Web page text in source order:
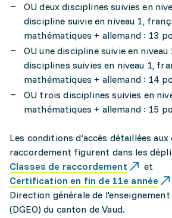
OU deux disciplines suivies en
discipline suivie en niveau 1,
mathématiques + allemand : 13
OU une discipline suivie en niveau
disciplines suivies en niveau 1,
mathématiques + allemand : 14
OU trois disciplines suivies en
mathématiques + allemand : 15
Les conditions d’accès détaillées aux
raccordement figurent dans les
Classes de raccordement
et
Certification en fin de 11e année
Direction générale de
(DGEO) du canton de Vaud.